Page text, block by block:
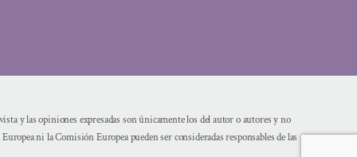
y las opiniones expresadas son únicamente los del autor o autores y no
ni la Comisión Europea pueden ser consideradas responsables de las